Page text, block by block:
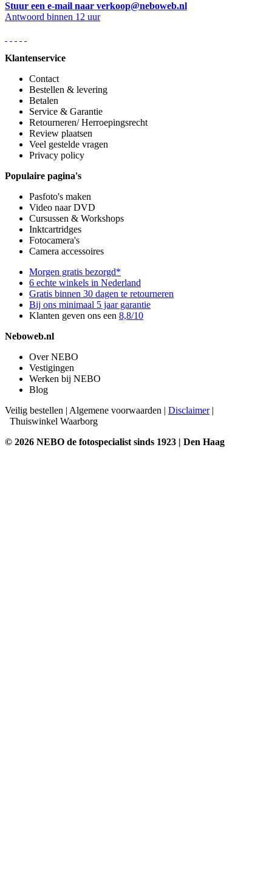
Stuur een e-mail naar verkoop@neboweb.nl
Antwoord binnen 12 uur
Klantenservice
Contact
Bestellen & levering
Betalen
Service & Garantie
Retourneren/ Herroepingsrecht
Review plaatsen
Veel gestelde vragen
Privacy policy
Populaire pagina's
Pasfoto's maken
Video naar DVD
Cursussen & Workshops
Inktcartridges
Fotocamera's
Camera accessoires
Morgen gratis bezorgd*
6 echte winkels in Nederland
Gratis binnen 30 dagen te retourneren
Bij ons minimaal 5 jaar garantie
Klanten geven ons een 8,8/10
Neboweb.nl
Over NEBO
Vestigingen
Werken bij NEBO
Blog
Veilig bestellen | Algemene voorwaarden | Disclaimer|
Thuiswinkel Waarborg
© 2026 NEBO de fotospecialist sinds 1923 | Den Haag